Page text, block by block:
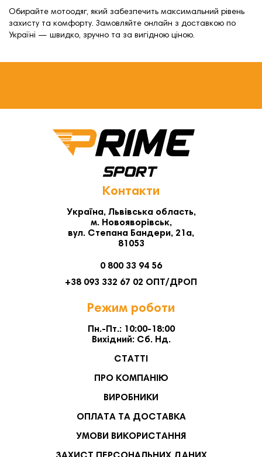
Обирайте мотоодяг, який забезпечить максимальний рівень
захисту та комфорту. Замовляйте онлайн з доставкою по
Україні — швидко, зручно та за вигідною ціною.
Контакти
Україна, Львівська область,
м. Новояворівськ,
вул. Степана Бандери, 21а,
81053
0 800 33 94 56
+38 093 332 67 02 ОПТ/ДРОП
Режим роботи
Пн.-Пт.: 10:00-18:00
Вихідний: Сб. Нд.
СТАТТІ
ПРО КОМПАНІЮ
ВИРОБНИКИ
ОПЛАТА ТА ДОСТАВКА
УМОВИ ВИКОРИСТАННЯ